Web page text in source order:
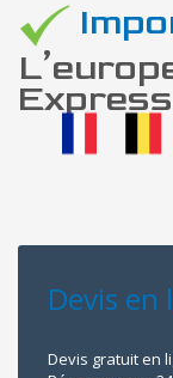
Devis en
Devis gratuit en